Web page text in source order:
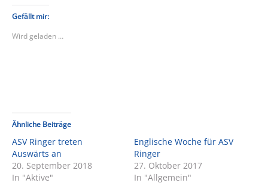
zu
teilen
(Wird
neuem neuem
Gefällt mir:
Wird geladen …
Ähnliche Beiträge
ASV Ringer treten
Auswärts an
20. September 2018
In "Aktive"
Englische Woche für ASV
Ringer
27. Oktober 2017
In "Allgemein"